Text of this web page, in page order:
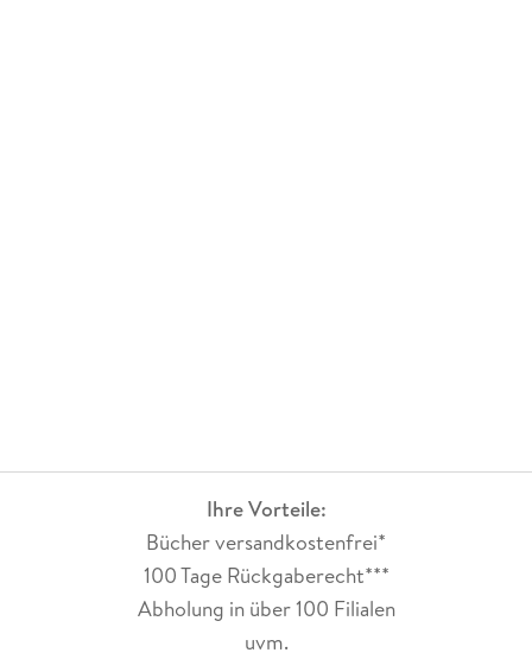
Ihre Vorteile:
Bücher versandkostenfrei*
100 Tage Rückgaberecht***
Abholung in über 100 Filialen
uvm.